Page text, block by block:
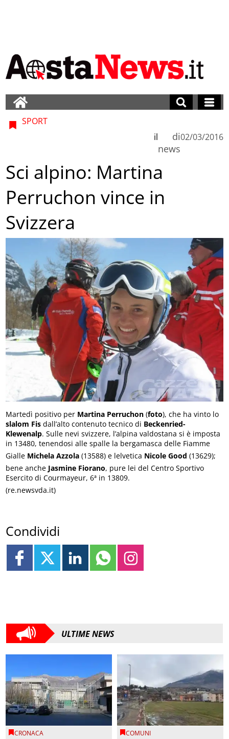
SPORT
di
news
il 02/03/2016
Sci alpino: Martina
Perruchon vince in
Svizzera
Martedì positivo per Martina Perruchon (foto), che ha vinto lo
slalom Fis dall’alto contenuto tecnico di Beckenried-
Klewenalp. Sulle nevi svizzere, l’alpina valdostana si è imposta
in 13480, tenendosi alle spalle la bergamasca delle Fiamme
Gialle Michela Azzola (13588) e lelvetica Nicole Good (13629);
bene anche Jasmine Fiorano, pure lei del Centro Sportivo
Esercito di Courmayeur, 6ª in 13809.
(re.newsvda.it)
Condividi
ULTIME NEWS
CRONACA COMUNI